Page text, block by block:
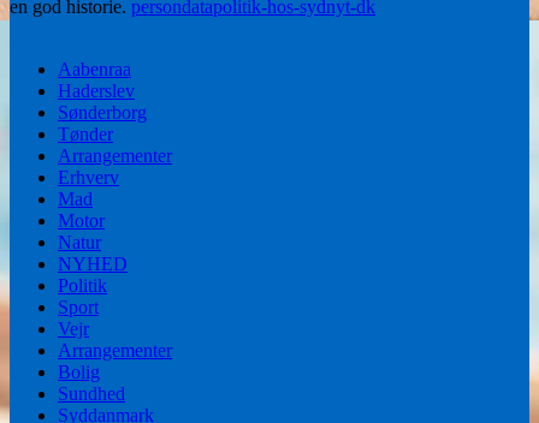
en god historie. persondatapolitik-hos-sydnyt-dk
Aabenraa
Haderslev
Sønderborg
Tønder
Arrangementer
Erhverv
Mad
Motor
Natur
NYHED
Politik
Sport
Vejr
Arrangementer
Bolig
Sundhed
Syddanmark